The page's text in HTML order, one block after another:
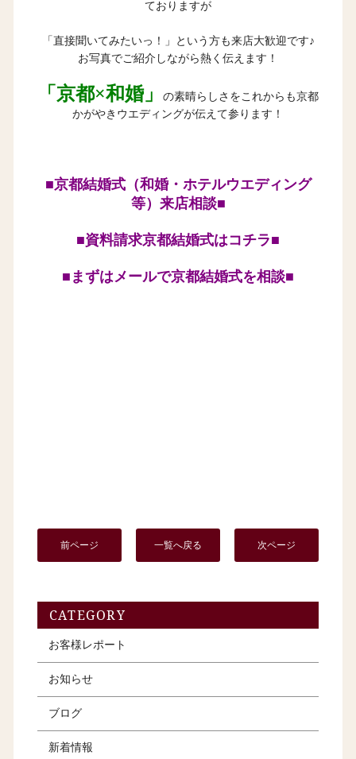
ておりますが
「直接聞いてみたいっ！」という方も来店大歓迎です♪
お写真でご紹介しながら熱く伝えます！
「京都×和婚」
の素晴らしさをこれからも京都
かがやきウエディングが伝えて参ります！
■京都結婚式（和婚・ホテルウエディング
等）来店相談■
■資料請求京都結婚式はコチラ■
■まずはメールで京都結婚式を相談■
前ページ 一覧へ戻る 次ページ
CATEGORY
お客様レポート
お知らせ
ブログ
新着情報